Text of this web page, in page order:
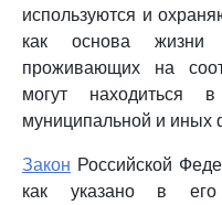
используются и
как основа жизни
проживающих на
могут находиться в
муниципальной и иных
Закон Российской
как указано в